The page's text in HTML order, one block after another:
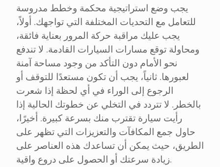
يجب وضع استراتيجية محكمة وخطط مدروسة
للتعامل مع التحديات المختلفة التي تواجهك. أولاً،
يجب عليك مراقبة حركة المرور بعناية فائقة،
ومحاولة توقع مسارات السيارات القادمة. لا تندفع
نحو الأمام دون التأكد من وجود مساحة آمنة
لعبورها. ثانياً، يجب أن تكون مستعدًا للتوقف أو
الرجوع إلى الوراء في أي لحظة إذا شعرت
بالخطر. لا تتردد في التخلي عن خطوتك الحالية إذا
رأيت سيارة تقترب منك بسرعة كبيرة. أخيرًا،
حاول جمع المكافآت والتعزيزات التي تظهر على
الطريق، حيث يمكن أن تساعدك هذه العناصر على
زيادة سرعتك أو الحصول على دروع واقية.